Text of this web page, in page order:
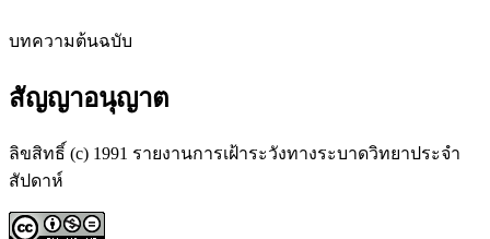
บทความต้นฉบับ
สัญญาอนุญาต
ลิขสิทธิ์ (c) 1991 รายงานการเฝ้าระวังทางระบาดวิทยาประจำ
สัปดาห์